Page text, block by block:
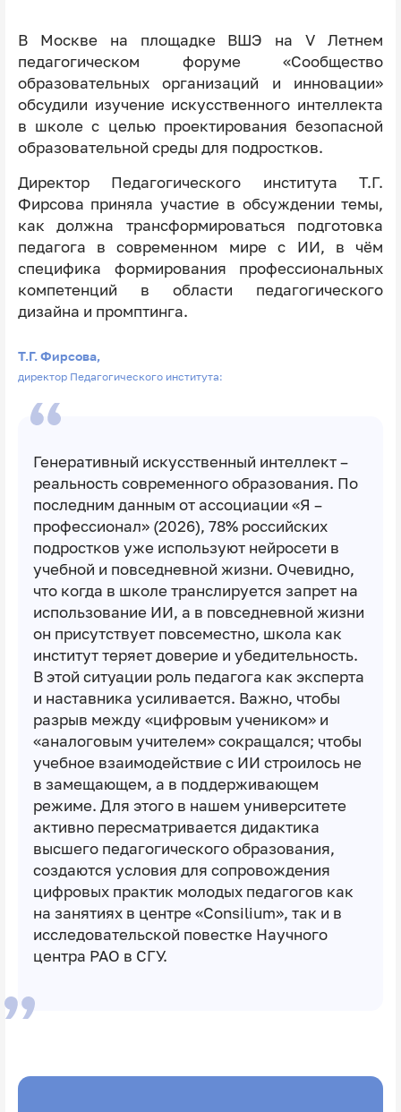
В Москве на площадке ВШЭ на V Летнем
педагогическом форуме «Сообщество
образовательных организаций и инновации»
обсудили изучение искусственного интеллекта
в школе с целью проектирования безопасной
образовательной среды для подростков.
Директор Педагогического института Т.Г.
Фирсова приняла участие в обсуждении темы,
как должна трансформироваться подготовка
педагога в современном мире с ИИ, в чём
специфика формирования профессиональных
компетенций в области педагогического
дизайна и промптинга.
Т.Г. Фирсова,
директор Педагогического института:
Генеративный искусственный интеллект –
реальность современного образования. По
последним данным от ассоциации «Я –
профессионал» (2026), 78% российских
подростков уже используют нейросети в
учебной и повседневной жизни. Очевидно,
что когда в школе транслируется запрет на
использование ИИ, а в повседневной жизни
он присутствует повсеместно, школа как
институт теряет доверие и убедительность.
В этой ситуации роль педагога как эксперта
и наставника усиливается. Важно, чтобы
разрыв между «цифровым учеником» и
«аналоговым учителем» сокращался; чтобы
учебное взаимодействие с ИИ строилось не
в замещающем, а в поддерживающем
режиме. Для этого в нашем университете
активно пересматривается дидактика
высшего педагогического образования,
создаются условия для сопровождения
цифровых практик молодых педагогов как
на занятиях в центре «Consilium», так и в
исследовательской повестке Научного
центра РАО в СГУ.